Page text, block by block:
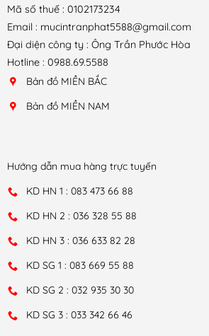
Mã số thuế : 0102173234
Email : mucintranphat5588@gmail.com
Đại diện công ty : Ông Trần Phước Hòa
Hotline : 0988.69.5588
Bản đồ MIỀN BẮC
Bản đồ MIỀN NAM
Hướng dẫn mua hàng trực tuyến
KD HN 1 : 083 473 66 88
KD HN 2 : 036 328 55 88
KD HN 3 : 036 633 82 28
KD SG 1 : 083 669 55 88
KD SG 2 : 032 935 30 30
KD SG 3 : 033 342 66 46